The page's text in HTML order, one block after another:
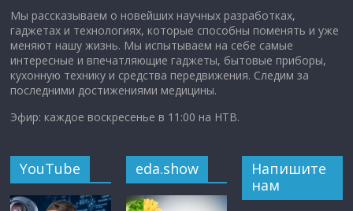
Мы рассказываем о новейших научных разработках,
гаджетах и технологиях, которые способны поменять и уже
меняют нашу жизнь. Мы испытываем на себе самые
интересные и впечатляющие гаджеты, бытовые приборы,
кухонную технику и средства передвижения. Следим за
последними достижениями медицины.
Эфир: каждое воскресенье в 11:00 на НТВ.
YouTube eda.show
Напишите
нам